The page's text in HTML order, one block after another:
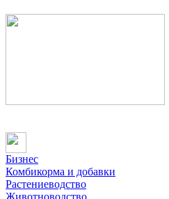
Бизнес
Комбикорма и добавки
Растениеводство
Животноводство